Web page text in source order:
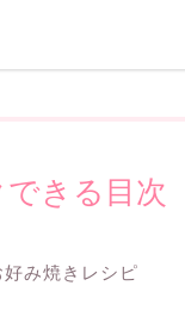
きる目次
み焼きレシピ